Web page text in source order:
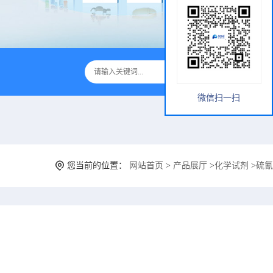
您当前的位置： 网站首页 > 产品展厅 >化学试剂 >硫
微信扫一扫